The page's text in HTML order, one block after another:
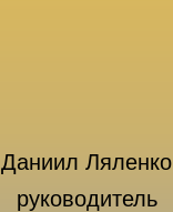
Даниил Ляленко
руководитель